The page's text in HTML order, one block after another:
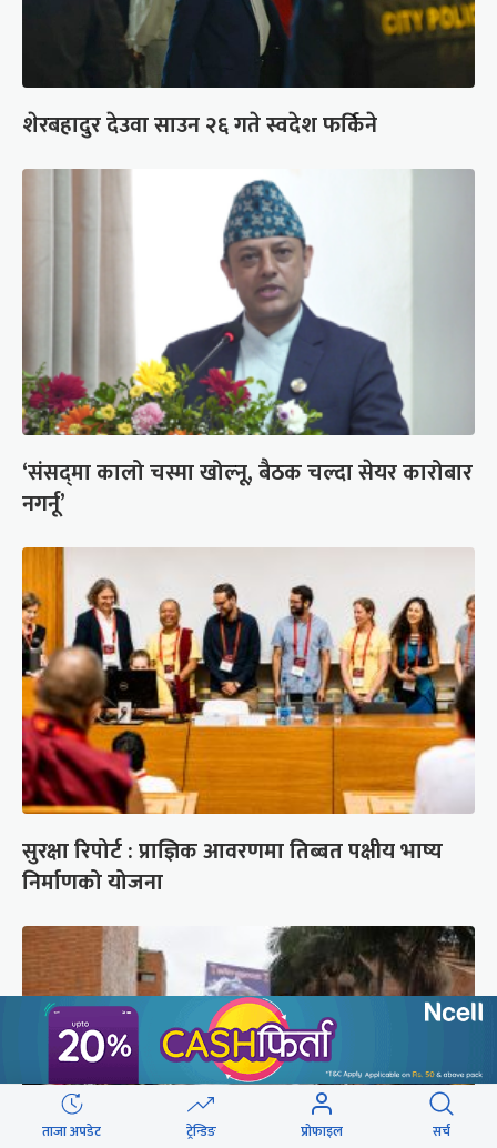
शेरबहादुर देउवा साउन २६ गते स्वदेश फर्किने
‘संसद्‍मा कालो चस्मा खोल्नू, बैठक चल्दा सेयर कारोबार
नगर्नू’
सुरक्षा रिपोर्ट : प्राज्ञिक आवरणमा तिब्बत पक्षीय भाष्य
निर्माणको योजना
ताजा अपडेट ट्रेन्डिङ प्रोफाइल सर्च